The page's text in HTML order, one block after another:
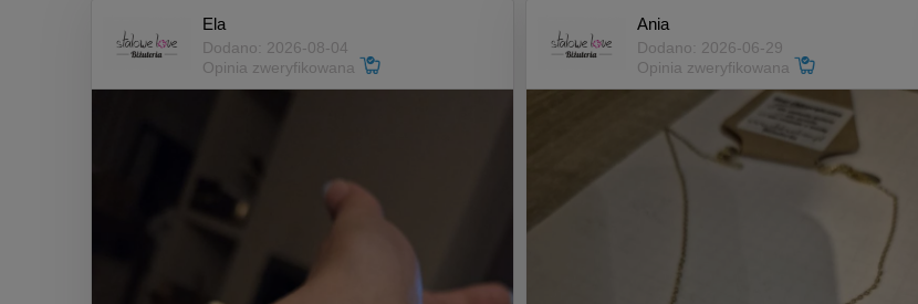
Ela
Dodano: 2026-08-04
Opinia zweryfikowana
Ania
Dodano: 2026-06-29
Opinia zweryfikowana